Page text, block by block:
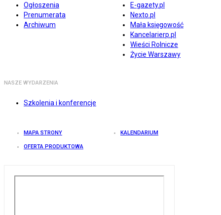
Ogłoszenia
Prenumerata
Archiwum
E-gazety.pl
Nexto.pl
Mała księgowość
Kancelarierp.pl
Wieści Rolnicze
Życie Warszawy
NASZE WYDARZENIA
Szkolenia i konferencje
MAPA STRONY KALENDARIUM
OFERTA PRODUKTOWA